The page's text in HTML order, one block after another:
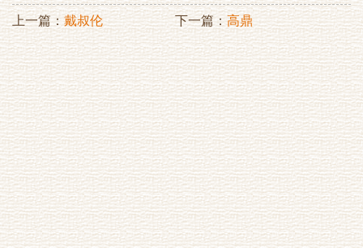
上一篇：戴叔伦 下一篇：高鼎